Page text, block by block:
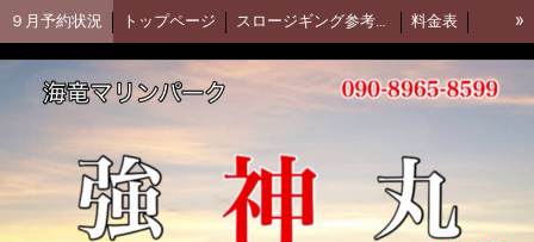
９月予約状況 トップページ スロージギング参考動画(Daiwa) 料金表
集合場所 強神丸 facebook アカムツ釣行動画
強神丸お客様釣果 釣果ブログ(アメブロ)
»